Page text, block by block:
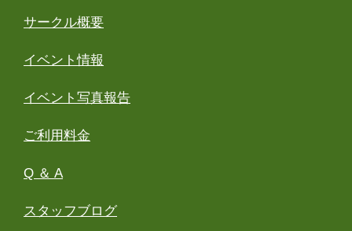
サークル概要
イベント情報
イベント写真報告
ご利用料金
Q ＆ A
スタッフブログ